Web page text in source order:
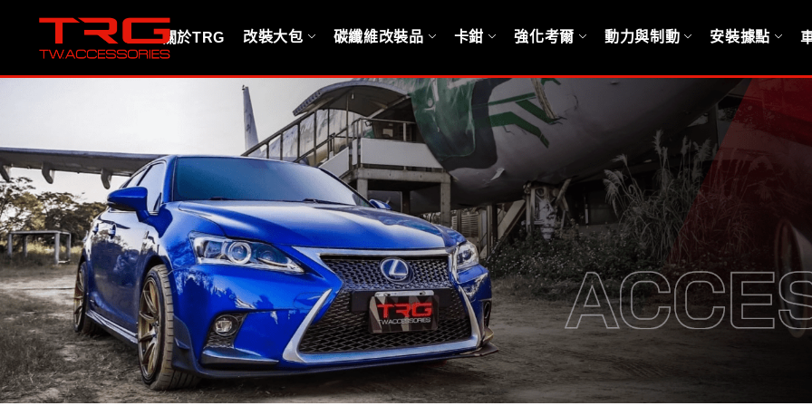
關於TRG 改裝大包 碳纖維改裝品 卡鉗 強化考爾 動力與制動 安裝據點